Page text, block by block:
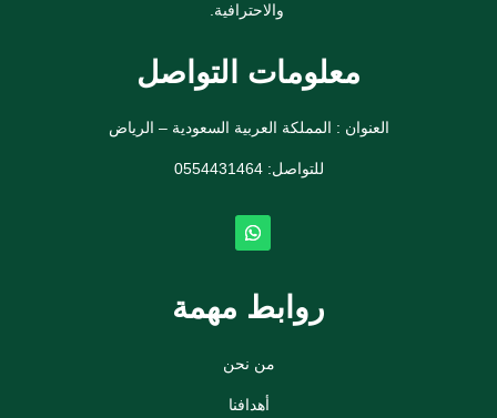
والاحترافية.
معلومات التواصل
العنوان : المملكة العربية السعودية – الرياض
للتواصل: ⁦0554431464
روابط مهمة
من نحن
أهدافنا